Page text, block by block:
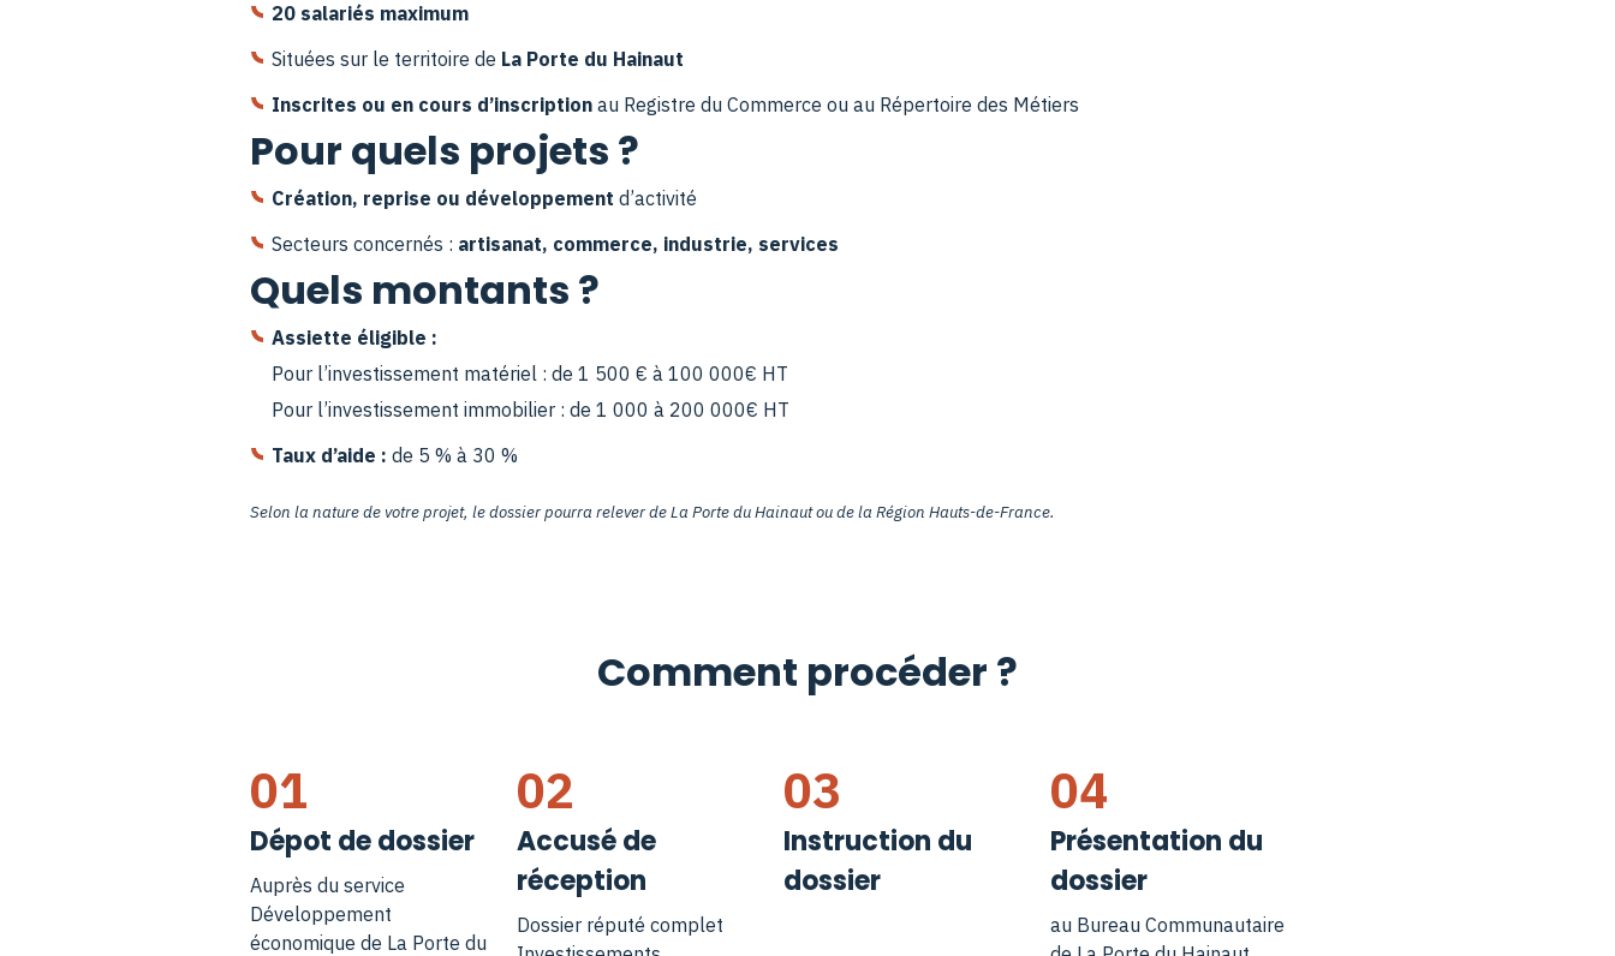
20 salariés maximum
Situées sur le territoire de La Porte du Hainaut
Inscrites ou en cours d’inscription au Registre du Commerce ou au Répertoire des Métiers
Pour quels projets ?
Création, reprise ou développement d’activité
Secteurs concernés : artisanat, commerce, industrie, services
Quels montants ?
Assiette éligible :
Pour l’investissement matériel : de 1 500 € à 100 000€ HT
Pour l’investissement immobilier : de 1 000 à 200 000€ HT
Taux d’aide : de 5 % à 30 %
Selon la nature de votre projet, le dossier pourra relever de La Porte du Hainaut ou de la Région Hauts-de-France.
Comment procéder ?
01
Dépot de dossier
Auprès du service
Développement
économique de La Porte du
02
Accusé de
réception
Dossier réputé complet
03
Instruction du
dossier
04
Présentation du
dossier
au Bureau Communautaire